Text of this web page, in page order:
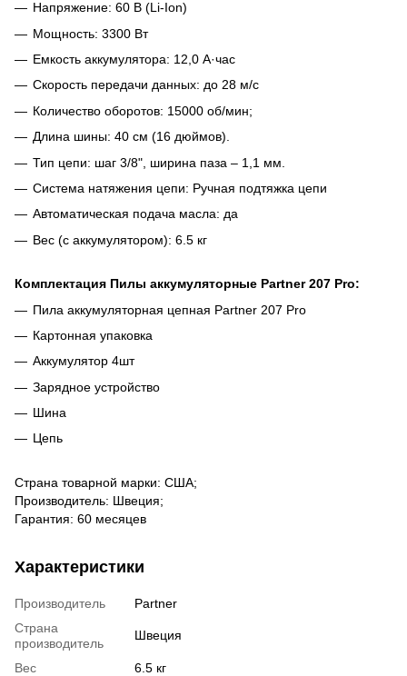
Напряжение: 60 В (Li-Ion)
Мощность: 3300 Вт
Емкость аккумулятора: 12,0 А·час
Скорость передачи данных: до 28 м/с
Количество оборотов: 15000 об/мин;
Длина шины: 40 см (16 дюймов).
Тип цепи: шаг 3/8", ширина паза – 1,1 мм.
Система натяжения цепи: Ручная подтяжка цепи
Автоматическая подача масла: да
Вес (с аккумулятором): 6.5 кг
Комплектация Пилы аккумуляторные Partner 207 Pro:
Пила аккумуляторная цепная Partner 207 Pro
Картонная упаковка
Аккумулятор 4шт
Зарядное устройство
Шина
Цепь
Страна товарной марки: США;
Производитель: Швеция;
Гарантия: 60 месяцев
Характеристики
Производитель
Partner
Страна
производитель
Швеция
Вес
6.5 кг